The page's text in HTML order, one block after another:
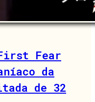
Fear
da
de 32